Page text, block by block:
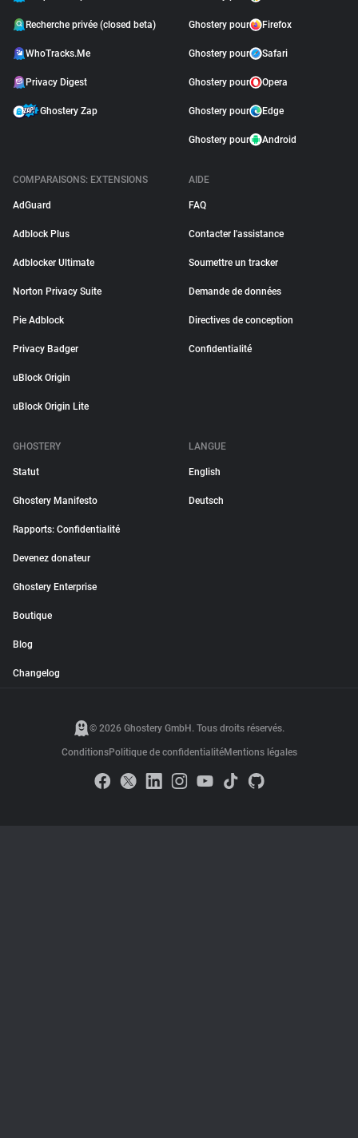
Recherche privée (closed beta)
WhoTracks.Me
Privacy Digest
Ghostery Zap
Ghostery pour Firefox
Ghostery pour Safari
Ghostery pour Opera
Ghostery pour Edge
Ghostery pour Android
COMPARAISONS: EXTENSIONS
AdGuard
Adblock Plus
Adblocker Ultimate
Norton Privacy Suite
Pie Adblock
Privacy Badger
uBlock Origin
uBlock Origin Lite
AIDE
FAQ
Contacter l'assistance
Soumettre un tracker
Demande de données
Directives de conception
Confidentialité
GHOSTERY
Statut
Ghostery Manifesto
Rapports: Confidentialité
Devenez donateur
Ghostery Enterprise
Boutique
Blog
Changelog
LANGUE
English
Deutsch
© 2026 Ghostery GmbH. Tous droits réservés.
ConditionsPolitique de confidentialitéMentions légales